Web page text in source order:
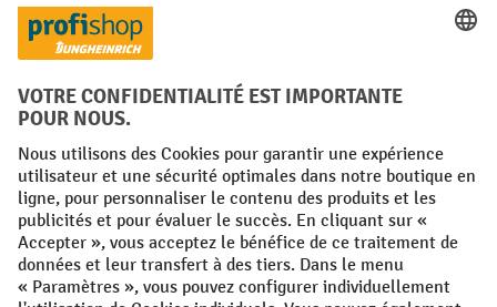
Langues
FR NL
Conditions générales Mentions légales
Protection des Données Politique de cookies
All prices excl. VAT plusshipping costsand possible delivery charges,